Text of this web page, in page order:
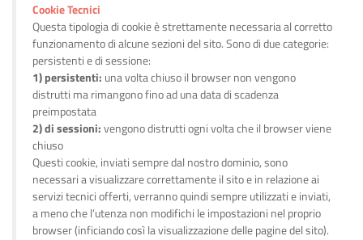
Cookie Tecnici
Questa tipologia di cookie è strettamente necessaria al corretto
funzionamento di alcune sezioni del sito. Sono di due categorie:
persistenti e di sessione:
1) persistenti: una volta chiuso il browser non vengono
distrutti ma rimangono fino ad una data di scadenza
preimpostata
2) di sessioni:vengono distrutti ogni volta che il browser viene
chiuso
Questi cookie, inviati sempre dal nostro dominio, sono
necessari a visualizzare correttamente il sito e in relazione ai
servizi tecnici offerti, verranno quindi sempre utilizzati e inviati,
a meno che l’utenza non modifichi le impostazioni nel proprio
browser (inficiando così la visualizzazione delle pagine del sito).